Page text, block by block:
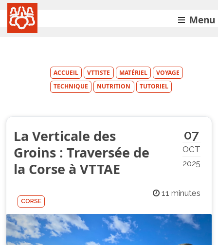
Menu
ACCUEIL VTTISTE MATÉRIEL
VOYAGE
TECHNIQUE
NUTRITION TUTORIEL
07
OCT
2025
La Verticale des
Groins : Traversée de
la Corse à VTTAE
11 minutes
CORSE